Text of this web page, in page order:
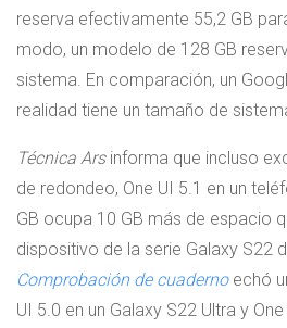
reserva efectivamente 55,2 GB
modo, un modelo de 128 GB
sistema. En comparación, un
realidad tiene un tamaño de
Técnica Arsinforma que incluso
de redondeo, One UI 5.1 en un
GB ocupa 10 GB más de espacio
dispositivo de la serie Galaxy S22
Comprobación de cuaderno echó
UI 5.0 en un Galaxy S22 Ultra y